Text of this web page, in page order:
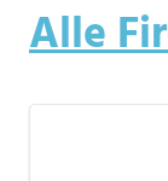
Alle